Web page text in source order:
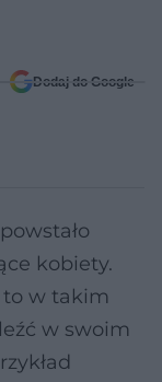
Dodaj do Google
kobiety.
to w takim
w swoim